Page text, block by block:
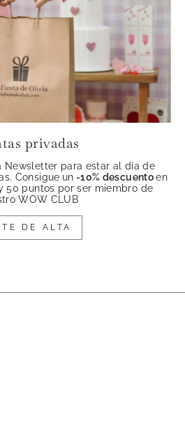
privadas
Newsletter para estar al día de
Consigue un -10% descuentoen
50 puntos por ser miembro de
WOW CLUB
DE ALTA